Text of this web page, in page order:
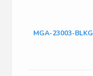
MGA-23003-BLKG